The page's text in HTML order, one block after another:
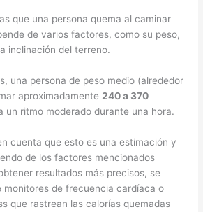
que una persona quema al caminar
de varios factores, como su peso,
inclinación del terreno.
una persona de peso medio (alrededor
aproximadamente 240 a 370
un ritmo moderado durante una hora.
cuenta que esto es una estimación y
de los factores mencionados
resultados más precisos, se
monitores de frecuencia cardíaca o
que rastrean las calorías quemadas